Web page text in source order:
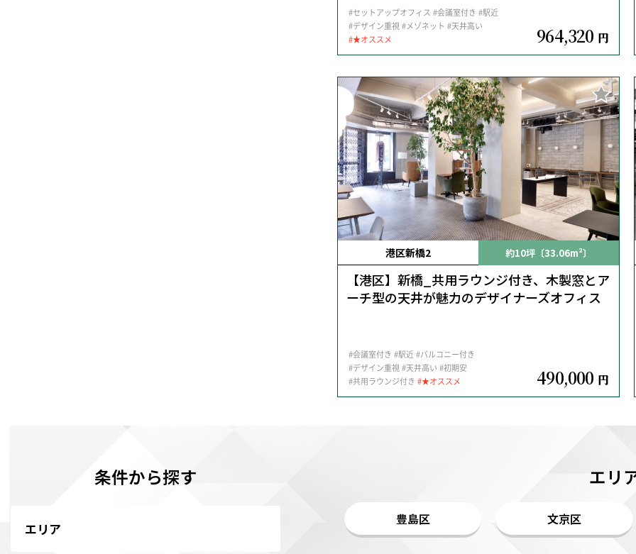
#セットアップオフィス #会議室付き #駅近
#デザイン重視#メゾネット #天井高い
#★オススメ
964,320 円
港区新橋2 約10坪〔33.06m²〕
【港区】新橋_共用ラウンジ付き、木製窓とア
ーチ型の天井が魅力のデザイナーズオフィス
#会議室付き #駅近 #バルコニー付き
#デザイン重視#天井高い #初期安
#共用ラウンジ付き #★オススメ 490,000 円
条件から探す
エリア
エリ
豊島区 文京区